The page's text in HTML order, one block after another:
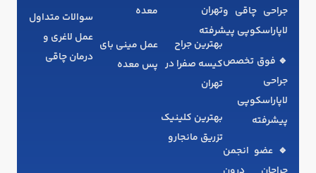
جراحی چاقی و
لاپاراسکوپی پیشرفته
🔹 فوق تخصص
جراحی
لاپاراسکوپی
پیشرفته
🔹 عضو انجمن
تهران
بهترین جراح
کیسه صفرا در
تهران
بهترین کلینیک
تزریق مانجارو
معده
عمل مینی بای
پس معده
سوالات متداول
عمل لاغری و
درمان چاقی